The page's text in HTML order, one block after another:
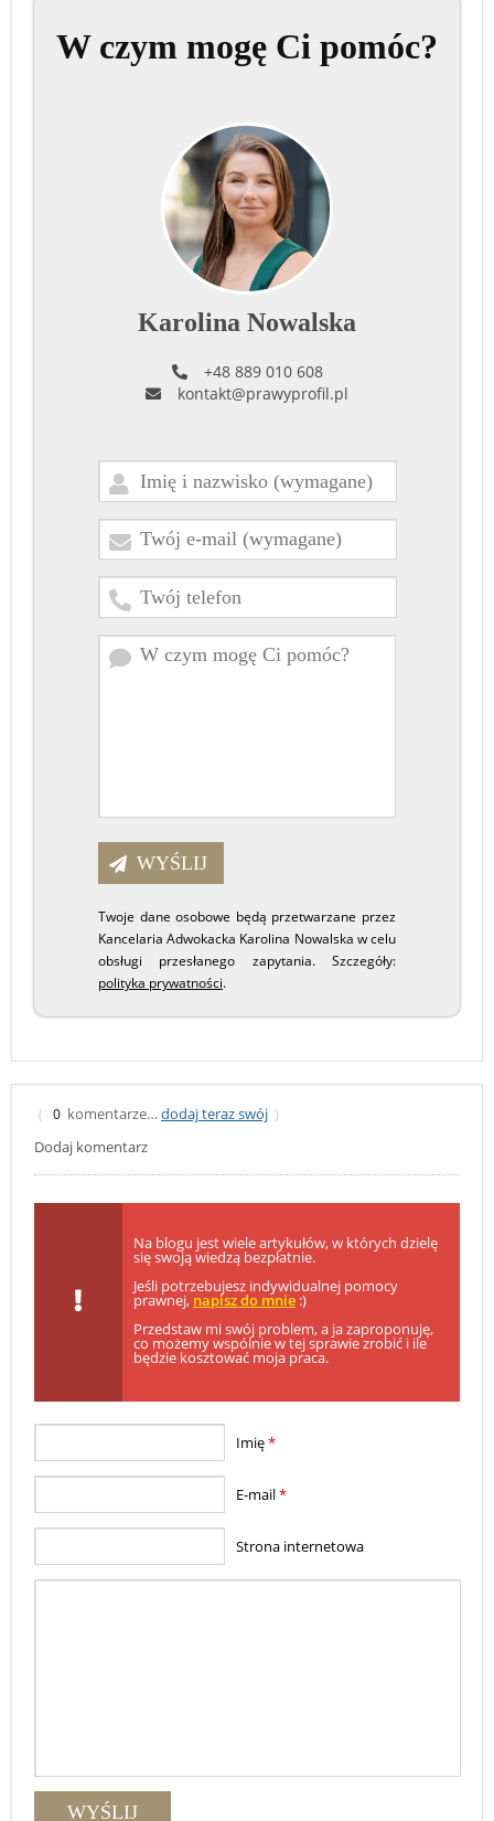
W czym mogę Ci pomóc?
Karolina Nowalska
+48 889 010 608
kontakt@prawyprofil.pl
Twoje dane osobowe będą przetwarzane przez
Kancelaria Adwokacka Karolina Nowalska w celu
obsługi przesłanego zapytania. Szczegóły:
polityka prywatności.
{ 0 komentarze… dodaj teraz swój }
Dodaj komentarz
Na blogu jest wiele artykułów, w których dzielę
się swoją wiedzą bezpłatnie.
Jeśli potrzebujesz indywidualnej pomocy
prawnej, napisz do mnie :)
Przedstaw mi swój problem, a ja zaproponuję,
co możemy wspólnie w tej sprawie zrobić i ile
będzie kosztować moja praca.
Imię*
E-mail*
Strona internetowa